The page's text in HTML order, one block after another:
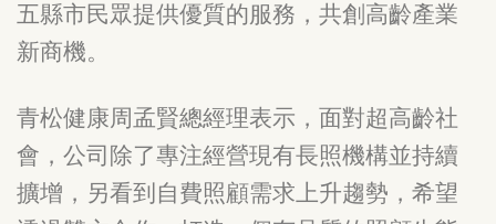
五縣市民眾提供優質的服務，共創高齡產業
新商機。
青松健康周孟賢總經理表示，面對超高齡社
會，公司除了專注經營現有長照機構並持續
擴增，另看到自費照顧需求上升趨勢，希望